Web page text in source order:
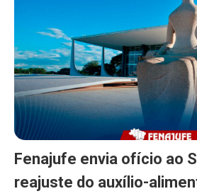
Fenajufe envia ofício ao
reajuste do auxílio-